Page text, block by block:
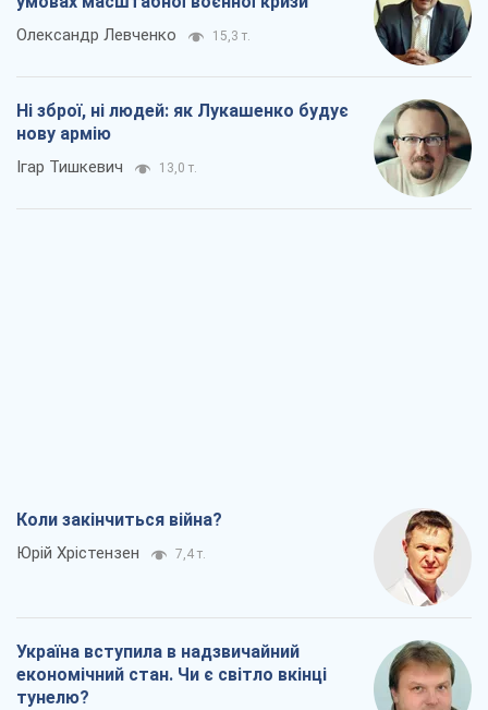
Олександр Левченко 15,3 т.
Ні зброї, ні людей: як Лукашенко будує
нову армію
Ігар Тишкевич 13,0 т.
Коли закінчиться війна?
Юрій Хрістензен 7,4 т.
Україна вступила в надзвичайний
економічний стан. Чи є світло вкінці
тунелю?